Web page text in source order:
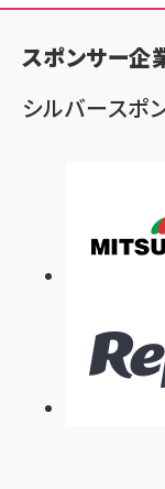
く
ず
スポンサー企
シルバースポ